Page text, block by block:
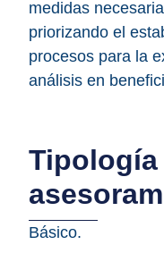
medidas
priorizando el
procesos para la
análisis en
Tipología
Básico.